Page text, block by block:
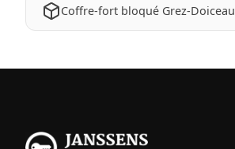
Coffre-fort bloqué Grez-Doiceau